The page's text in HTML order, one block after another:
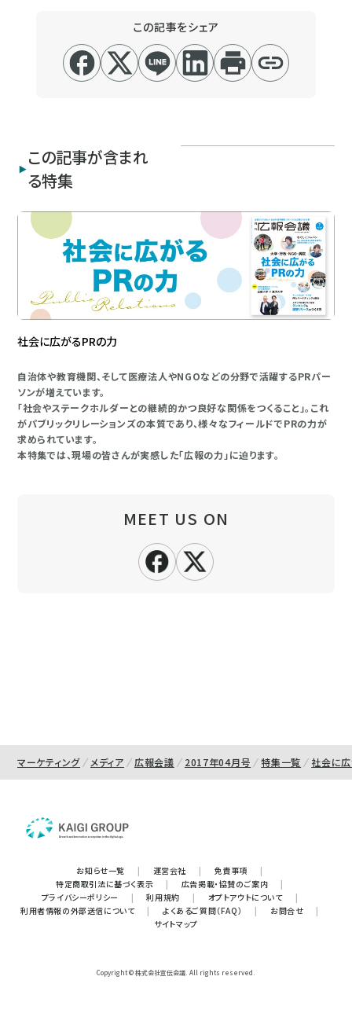
この記事をシェア
この記事が含まれ
る特集
社会に広がるPRの力
自治体や教育機関、そして医療法人やNGOなどの分野で活躍するPRパー
ソンが増えています。
「社会やステークホルダーとの継続的かつ良好な関係をつくること」。これ
がパブリックリレーションズの本質であり、様々なフィールドでPRの力が
求められています。
本特集では、現場の皆さんが実感した「広報の力」に迫ります。
MEET US ON
マーケティング メディア 広報会議 2017年04月号 特集一覧 社会に
お知らせ一覧 | 運営会社 | 免責事項
|
特定商取引法に基づく表示
| 広告掲載・協賛のご案内
|
プライバシーポリシー
| 利用規約 | オプトアウトについて
|
利用者情報の外部送信について
| よくあるご質問（FAQ） | お問合せ
|
サイトマップ
Copyright © 株式会社宣伝会議. All rights reserved.